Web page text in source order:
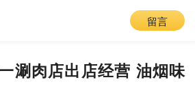
留言
涮肉店出店经营 油烟味